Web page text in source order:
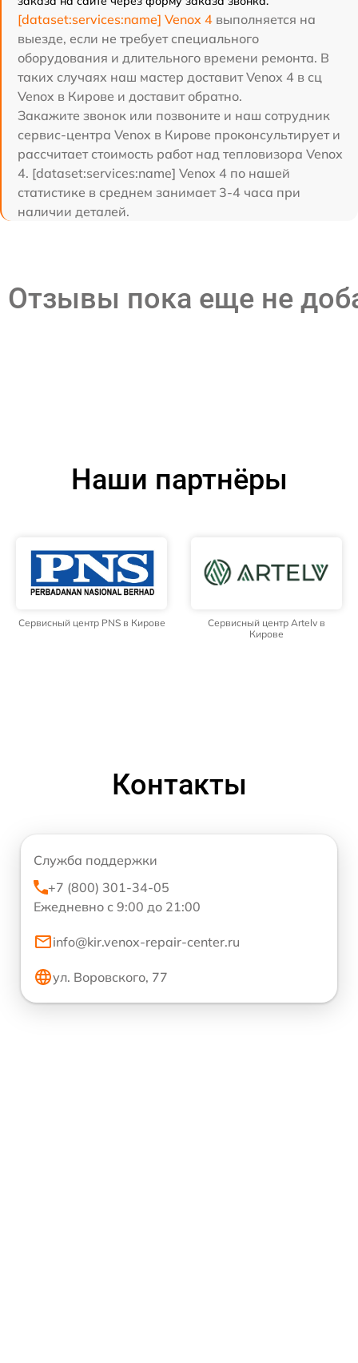
[dataset:services:name] Venox 4 выполняется на
выезде, если не требует специального
оборудования и длительного времени ремонта. В
таких случаях наш мастер доставит Venox 4 в сц
Venox в Кирове и доставит обратно.
Закажите звонок или позвоните и наш сотрудник
сервис-центра Venox в Кирове проконсультирует и
рассчитает стоимость работ над тепловизора Venox
4. [dataset:services:name] Venox 4 по нашей
статистике в среднем занимает 3-4 часа при
наличии деталей.
Отзывы пока еще не
Наши партнёры
Сервисный центр PNS в Кирове
Сервисный центр Artelv в
Кирове
Контакты
Служба поддержки
+7 (800) 301-34-05
Ежедневно с 9:00 до 21:00
info@kir.venox-repair-center.ru
ул. Воровского, 77